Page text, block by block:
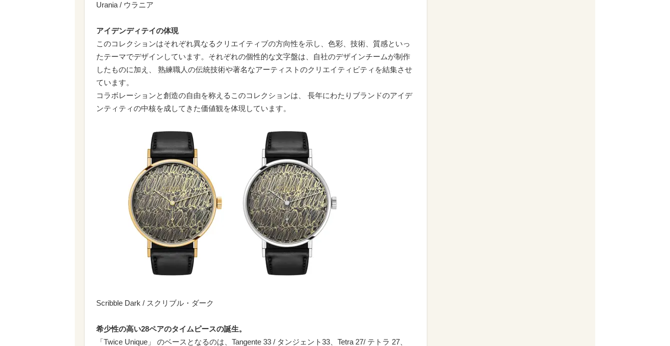
Urania / ウラニア
アイデンディテイの体現
このコレクションはそれぞれ異なるクリエイティブの方向性を示し、色彩、技術、質感といっ
たテーマでデザインしています。それぞれの個性的な文字盤は、自社のデザインチームが制作
したものに加え、 熟練職人の伝統技術や著名なアーティストのクリエイティビティを結集させ
ています。
コラボレーションと創造の自由を称えるこのコレクションは、 長年にわたりブランドのアイデ
ンティティの中核を成してきた価値観を体現しています。
Scribble Dark / スクリブル・ダーク
希少性の高い28ペアのタイムピースの誕生。
「Twice Unique」 のベースとなるのは、Tangente 33 / タンジェント33、Tetra 27/ テトラ 27、